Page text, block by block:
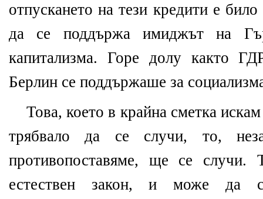
отпускането на тези кредити е
да се поддържа имиджът на
капитализма. Горе долу както
Берлин се поддържаше за
Това, което в крайна сметка
трябвало да се случи, то,
противопоставяме, ще се случи.
естествен закон, и може да